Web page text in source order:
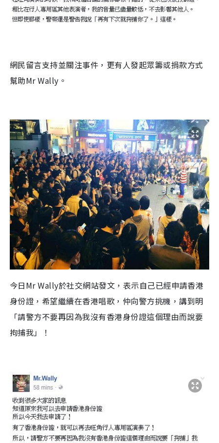
網民留言支持並關注事件，更有人發起眾籌或捐款方式
幫助Mr Wally。
今日Mr Wally於社交網站發文，表示自己已經申請香港
身份證，希望繼續在香港唱歌，仲向警方挑機，講到明
「請警方不要再因為我沒有香港身份證這個理由而說要
拘捕我」！